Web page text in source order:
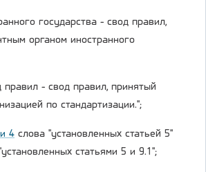
государства - свод правил,
органом иностранного
правил - свод правил, принятый
по стандартизации.";
4 слова "установленных статьей 5"
статьями 5 и 9.1";